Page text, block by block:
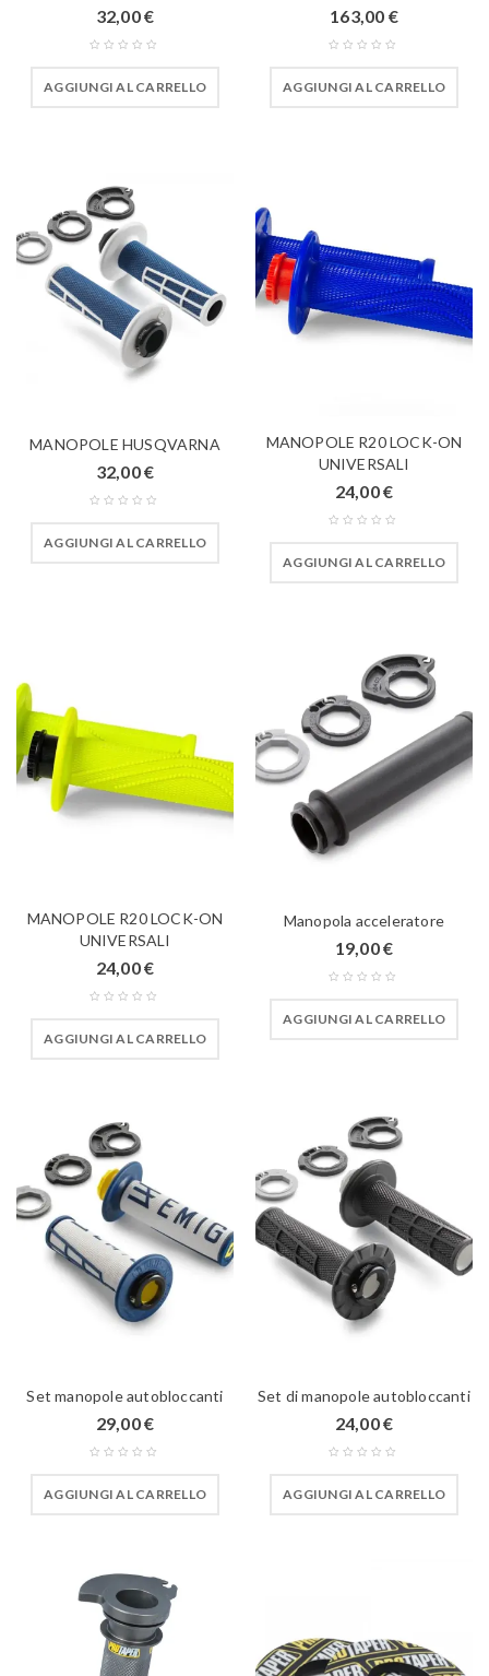
32,00€
AGGIUNGI AL CARRELLO
163,00 €
AGGIUNGI AL CARRELLO
MANOPOLE HUSQVARNA
32,00€
AGGIUNGI AL CARRELLO
MANOPOLE R20 LOCK-ON
UNIVERSALI
24,00€
AGGIUNGI AL CARRELLO
MANOPOLE R20 LOCK-ON
UNIVERSALI
24,00€
AGGIUNGI AL CARRELLO
Manopola acceleratore
19,00€
AGGIUNGI AL CARRELLO
Set manopole autobloccanti
29,00€
AGGIUNGI AL CARRELLO
Set di manopole autobloccanti
24,00€
AGGIUNGI AL CARRELLO